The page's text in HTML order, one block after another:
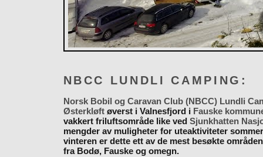
NBCC LUNDLI CAMPING:
Norsk Bobil og Caravan Club (NBCC) Lundli
Østerkløftøverst i Valnesfjord i Fauske
vakkert friluftsområde like ved Sjunkhatten
mengder av muligheter for uteaktiviteter
vinteren er dette ett av de mest besøkte
fra Bodø, Fauske og omegn.